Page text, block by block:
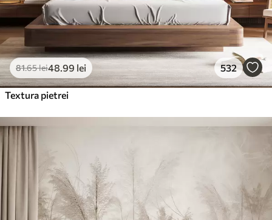
81.65lei48 .99 lei 532
Textura pietrei